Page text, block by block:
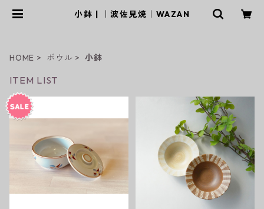
小鉢 | ｜波佐見焼｜WAZAN
HOME ボウル 小鉢
ITEM LIST